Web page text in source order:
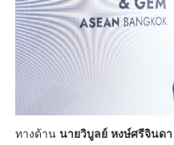
ทางด้าน นายวิบูลย์ หงษ์ศรีจินดา